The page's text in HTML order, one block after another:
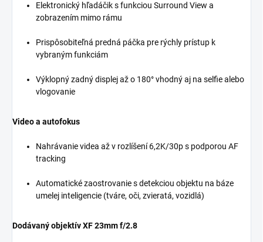
Elektronický hľadáčik s funkciou Surround View a
zobrazením mimo rámu
Prispôsobiteľná predná páčka pre rýchly prístup k
vybraným funkciám
Výklopný zadný displej až o 180° vhodný aj na selfie alebo
vlogovanie
Video a autofokus
Nahrávanie videa až v rozlíšení 6,2K/30p s podporou AF
tracking
Automatické zaostrovanie s detekciou objektu na báze
umelej inteligencie (tváre, oči, zvieratá, vozidlá)
Dodávaný objektív XF 23mm f/2.8